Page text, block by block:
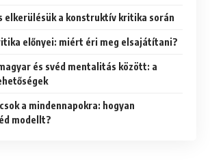
elkerülésük a konstruktív kritika során
előnyei: miért éri meg elsajátítani?
és svéd mentalitás között: a
a mindennapokra: hogyan
modellt?